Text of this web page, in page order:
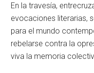
En la travesía,
evocaciones literarias,
para el mundo
rebelarse contra la
viva la memoria